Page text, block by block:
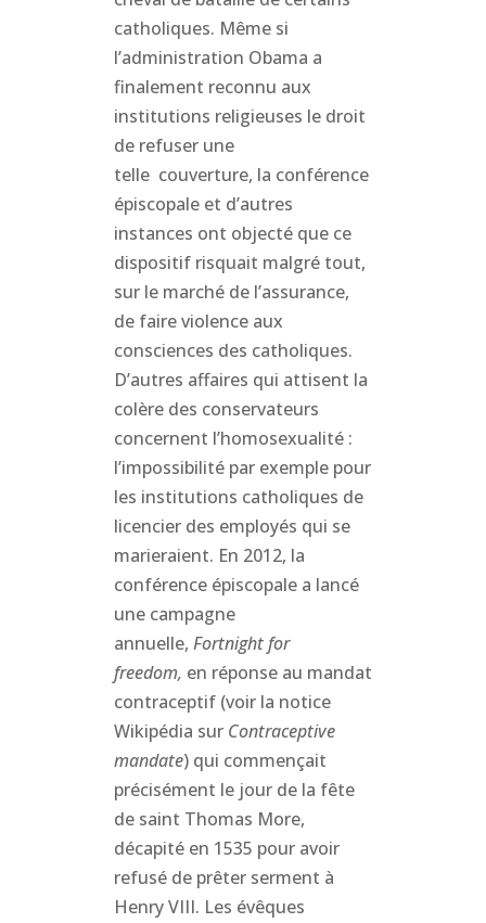
catholiques. Même si
l’administration Obama a
finalement reconnu aux
institutions religieuses le droit
de refuser une
telle couverture, la conférence
épiscopale et d’autres
instances ont objecté que ce
dispositif risquait malgré tout,
sur le marché de l’assurance,
de faire violence aux
consciences des catholiques.
D’autres affaires qui attisent la
colère des conservateurs
concernent l’homosexualité :
l’impossibilité par exemple pour
les institutions catholiques de
licencier des employés qui se
marieraient. En 2012, la
conférence épiscopale a lancé
une campagne
annuelle, Fortnight for
freedom, en réponse au mandat
contraceptif (voir la notice
Wikipédia sur Contraceptive
mandate) qui commençait
précisément le jour de la fête
de saint Thomas More,
décapité en 1535 pour avoir
refusé de prêter serment à
Henry VIII. Les évêques